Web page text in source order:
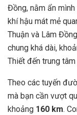
Đồng, nằm ẩn
khí hậu mát mẻ
Thuận và Lâm
chung khá dài,
Thiết đến trung
Theo các tuyến
mà bạn cần vượt
khoảng 160 km.